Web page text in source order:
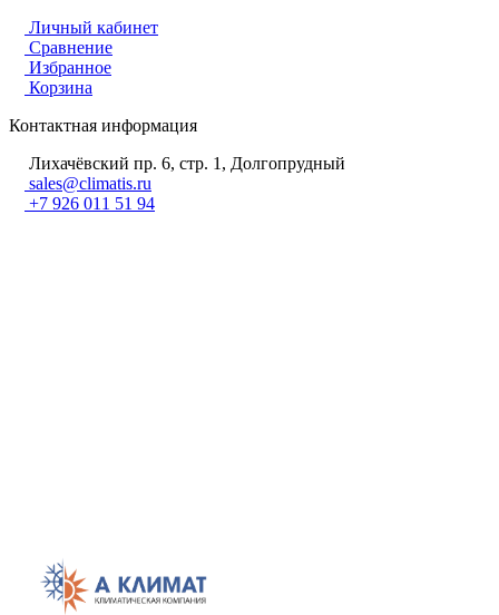
Личный кабинет
Сравнение
Избранное
Корзина
Контактная информация
Лихачёвский пр. 6, стр. 1, Долгопрудный
sales@climatis.ru
+7 926 011 51 94